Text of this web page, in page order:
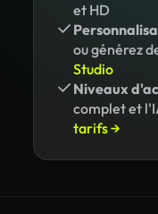
et HD
ou générez
Studio
Niveaux
complet et
tarifs →